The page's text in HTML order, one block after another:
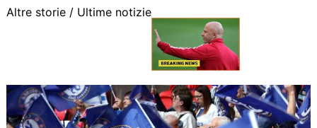
Altre storie / Ultime notizie